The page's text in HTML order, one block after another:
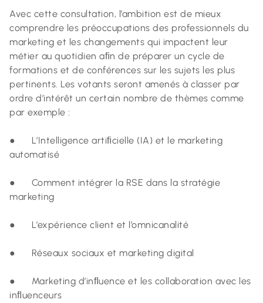
Avec cette consultation, l’ambition est de mieux
comprendre les préoccupations des professionnels du
marketing et les changements qui impactent leur
métier au quotidien aﬁn de préparer un cycle de
formations et de conférences sur les sujets les plus
pertinents. Les votants seront amenés à classer par
ordre d’intérêt un certain nombre de thèmes comme
par exemple :
● L’Intelligence artiﬁcielle (IA) et le marketing
automatisé
● Comment intégrer la RSE dans la stratégie
marketing
● L’expérience client et l’omnicanalité
● Réseaux sociaux et marketing digital
● Marketing d’inﬂuence et les collaboration avec les
inﬂuenceurs